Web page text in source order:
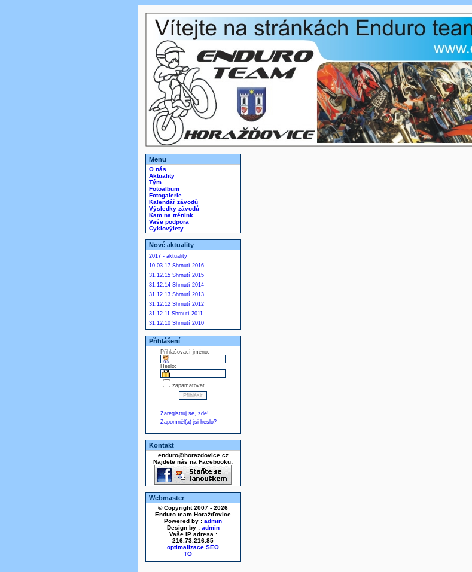
Menu
O nás
Aktuality
Tým
Fotoalbum
Fotogalerie
Kalendář závodů
Výsledky závodů
Kam na trénink
Vaše podpora
Cyklovýlety
Nové aktuality
2017 - aktuality
10.03.17 Shrnutí 2016
31.12.15 Shrnutí 2015
31.12.14 Shrnutí 2014
31.12.13 Shrnutí 2013
31.12.12 Shrnutí 2012
31.12.11 Shrnutí 2011
31.12.10 Shrnutí 2010
Přihlášení
Přihlašovací jméno:
Heslo:
zapamatovat
Zaregistruj se, zde!
Zapomněl(a) jsi heslo?
Kontakt
enduro@horazdovice.cz
Najdete nás na Facebooku:
Webmaster
© Copyright 2007 - 2026
Enduro team Horažďovice
Powered by : admin
Design by : admin
Vaše IP adresa :
216.73.216.85
optimalizace SEO